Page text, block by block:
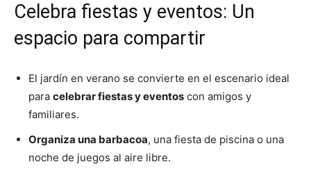
Celebra fiestas y eventos: Un
espacio para compartir
El jardín en verano se convierte en el escenario ideal
para celebrar fiestas y eventos con amigos y
familiares.
Organiza una barbacoa, una fiesta de piscina o una
noche de juegos al aire libre.